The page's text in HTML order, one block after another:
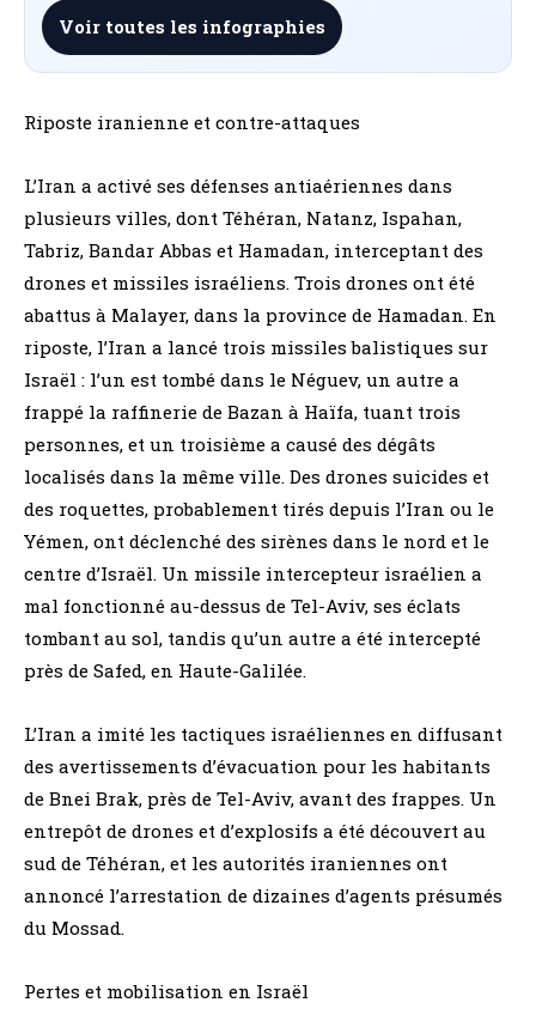
Voir toutes les infographies
Riposte iranienne et contre-attaques
L’Iran a activé ses défenses antiaériennes dans
plusieurs villes, dont Téhéran, Natanz, Ispahan,
Tabriz, Bandar Abbas et Hamadan, interceptant des
drones et missiles israéliens. Trois drones ont été
abattus à Malayer, dans la province de Hamadan. En
riposte, l’Iran a lancé trois missiles balistiques sur
Israël : l’un est tombé dans le Néguev, un autre a
frappé la raffinerie de Bazan à Haïfa, tuant trois
personnes, et un troisième a causé des dégâts
localisés dans la même ville. Des drones suicides et
des roquettes, probablement tirés depuis l’Iran ou le
Yémen, ont déclenché des sirènes dans le nord et le
centre d’Israël. Un missile intercepteur israélien a
mal fonctionné au-dessus de Tel-Aviv, ses éclats
tombant au sol, tandis qu’un autre a été intercepté
près de Safed, en Haute-Galilée.
L’Iran a imité les tactiques israéliennes en diffusant
des avertissements d’évacuation pour les habitants
de Bnei Brak, près de Tel-Aviv, avant des frappes. Un
entrepôt de drones et d’explosifs a été découvert au
sud de Téhéran, et les autorités iraniennes ont
annoncé l’arrestation de dizaines d’agents présumés
du Mossad.
Pertes et mobilisation en Israël